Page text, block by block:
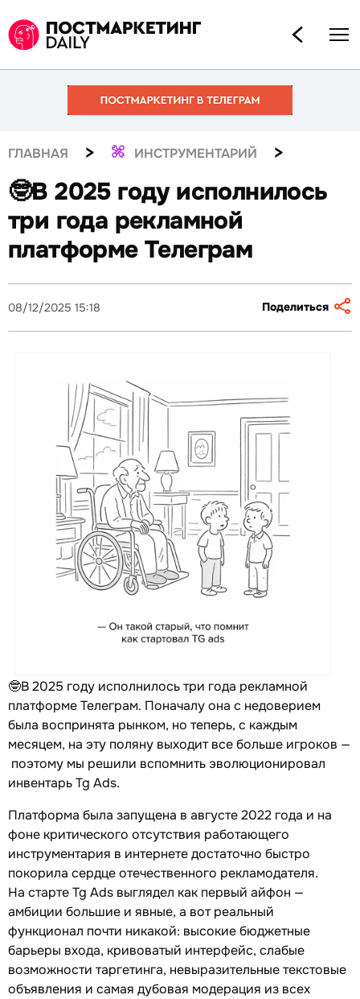
ГЛАВНАЯ > ИНСТРУМЕНТАРИЙ >
🤓В 2025 году исполнилось
три года рекламной
платформе Телеграм
08/12/2025 15:18 Поделиться
🤓В 2025 году исполнилось три года рекламной
платформе Телеграм. Поначалу она с недоверием
была воспринята рынком, но теперь, с каждым
месяцем, на эту поляну выходит все больше игроков —
поэтому мы решили вспомнить эволюционировал
инвентарь Tg Ads.
Платформа была запущена в августе 2022 года и на
фоне критического отсутствия работающего
инструментария в интернете достаточно быстро
покорила сердце отечественного рекламодателя.
На старте Tg Ads выглядел как первый айфон —
амбиции большие и явные, а вот реальный
функционал почти никакой: высокие бюджетные
барьеры входа, кривоватый интерфейс, слабые
возможности таргетинга, невыразительные текстовые
объявления и самая дубовая модерация из всех